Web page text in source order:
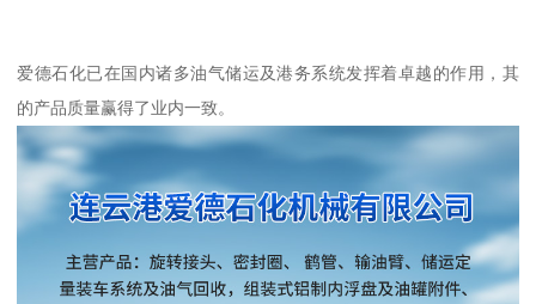
爱德石化已在国内诸多油气储运及港务系统发挥着卓越的作用，其
的产品质量赢得了业内一致。